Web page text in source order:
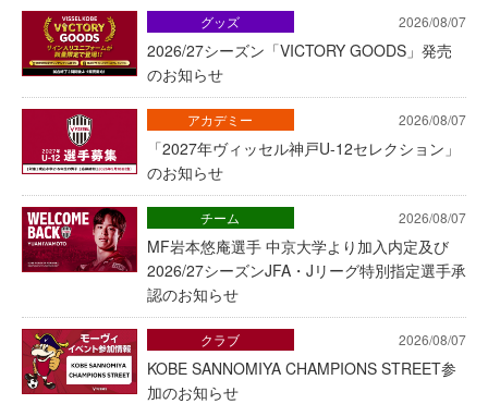
2026/08/07
2026/27シーズン「VICTORY GOODS」発売
のお知らせ
グッズ
2026/08/07
「2027年ヴィッセル神戸U-12セレクション」
のお知らせ
アカデミー
2026/08/07
MF岩本悠庵選手 中京大学より加入内定及び
2026/27シーズンJFA・Jリーグ特別指定選手承
認のお知らせ
チーム
2026/08/07
KOBE SANNOMIYA CHAMPIONS STREET参
加のお知らせ
クラブ